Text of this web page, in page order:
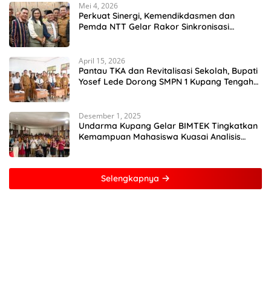
Mei 4, 2026
Perkuat Sinergi, Kemendikdasmen dan
Pemda NTT Gelar Rakor Sinkronisasi
April 15, 2026
Pantau TKA dan Revitalisasi Sekolah, Bupati
Yosef Lede Dorong SMPN 1 Kupang Tengah
Desember 1, 2025
Undarma Kupang Gelar BIMTEK Tingkatkan
Kemampuan Mahasiswa Kuasai Analisis
Selengkapnya